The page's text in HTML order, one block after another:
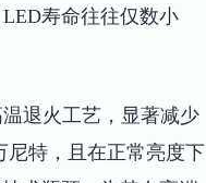
寿命往往仅数小
退火工艺，显著减少
尼特，且在正常亮度下